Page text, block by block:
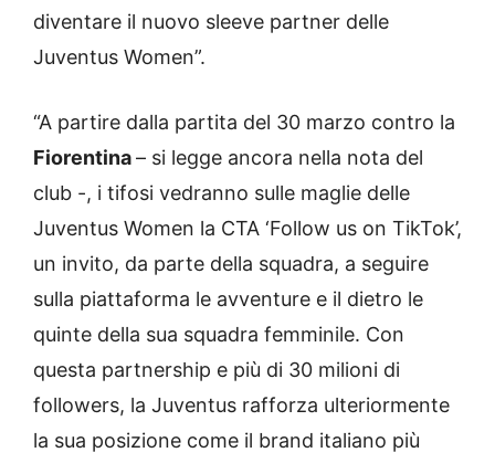
diventare il nuovo sleeve partner delle
Juventus Women”.
“A partire dalla partita del 30 marzo contro la
Fiorentina– si legge ancora nella nota del
club -, i tifosi vedranno sulle maglie delle
Juventus Women la CTA ‘Follow us on TikTok’,
un invito, da parte della squadra, a seguire
sulla piattaforma le avventure e il dietro le
quinte della sua squadra femminile. Con
questa partnership e più di 30 milioni di
followers, la Juventus rafforza ulteriormente
la sua posizione come il brand italiano più